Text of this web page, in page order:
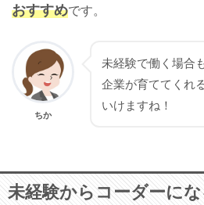
おすすめです。
ちか
未経験で働く場合
企業が育ててくれ
いけますね！
未経験からコーダーに